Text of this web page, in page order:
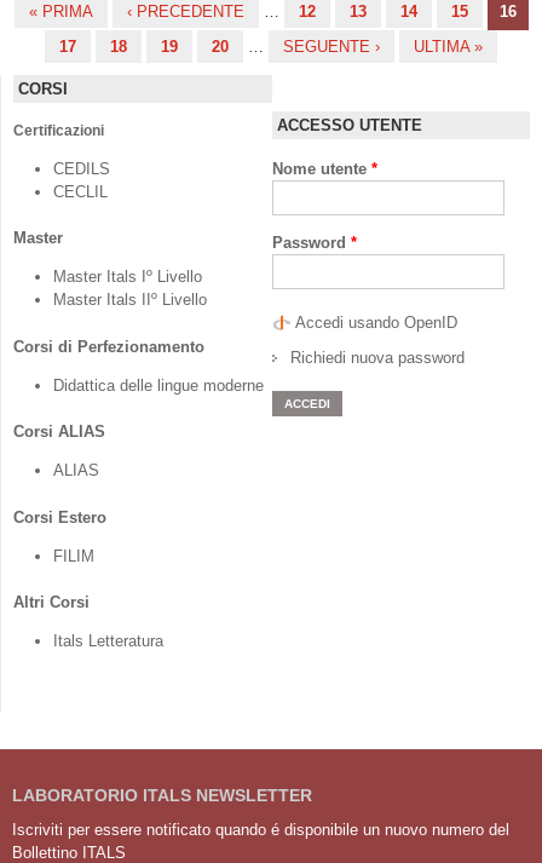
« PRIMA ‹ PRECEDENTE 12 13 14 15
16
17
18 19 20 SEGUENTE › ULTIMA »
CORSI
Certificazioni
CEDILS
CECLIL
Master
Master Itals Iº Livello
Master Itals IIº Livello
Corsi di Perfezionamento
Didattica delle lingue moderne
Corsi ALIAS
ALIAS
Corsi Estero
FILIM
Altri Corsi
Itals Letteratura
ACCESSO UTENTE
Nome utente *
Password *
Accedi usando OpenID
Richiedi nuova password
LABORATORIO ITALS NEWSLETTER
Iscriviti per essere notificato quando é disponibile un nuovo numero del
Bollettino ITALS